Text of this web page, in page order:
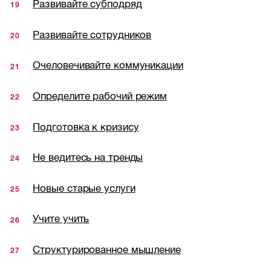
Развивайте субподряд
Развивайте сотрудников
Очеловечивайте коммуникации
Определите рабочий режим
Подготовка к кризису
Не ведитесь на тренды
Новые старые услуги
Учите учить
Структурированное мышление